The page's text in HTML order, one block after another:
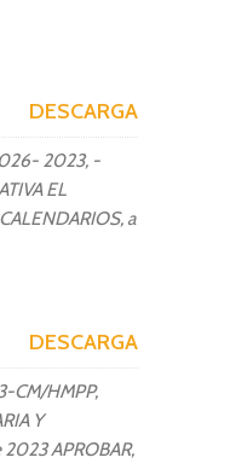
DESCARGA
026- 2023, -
EL
a
DESCARGA
CM/HMPP,
Y
2023 APROBAR,